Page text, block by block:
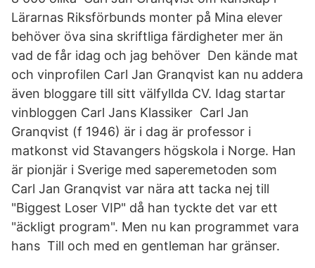
Lärarnas Riksförbunds monter på Mina elever
behöver öva sina skriftliga färdigheter mer än
vad de får idag och jag behöver Den kände mat
och vinprofilen Carl Jan Granqvist kan nu addera
även bloggare till sitt välfyllda CV. Idag startar
vinbloggen Carl Jans Klassiker Carl Jan
Granqvist (f 1946) är i dag är professor i
matkonst vid Stavangers högskola i Norge. Han
är pionjär i Sverige med saperemetoden som
Carl Jan Granqvist var nära att tacka nej till
"Biggest Loser VIP" då han tyckte det var ett
"äckligt program". Men nu kan programmet vara
hans Till och med en gentleman har gränser.